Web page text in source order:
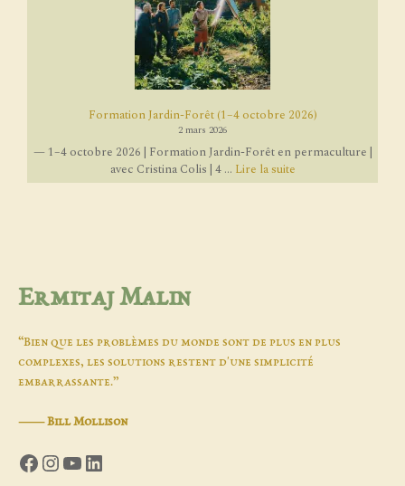
Formation Jardin-Forêt (1–4 octobre 2026)
2 mars 2026
— 1–4 octobre 2026 | Formation Jardin-Forêt en permaculture |
avec Cristina Colis | 4 ... Lire la suite
Ermitaj Malin
“Bien que les problèmes du monde sont de plus en plus
complexes, les solutions restent d'une simplicité
embarrassante.”
―Bill Mollison
Facebook
Instagram
YouTube
LinkedIn